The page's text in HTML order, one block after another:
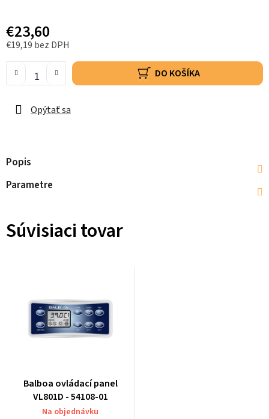
€23,60
€19,19 bez DPH
DO KOŠÍKA
Opýtať sa
Popis
Parametre
Súvisiaci tovar
Balboa ovládací panel
VL801D - 54108-01
Na objednávku